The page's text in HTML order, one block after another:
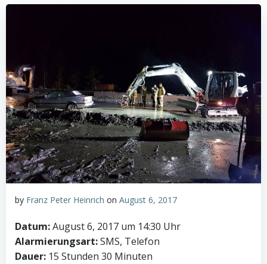
by Franz Peter Heinrich on August 6, 2017
Datum:August 6, 2017 um 14:30 Uhr
Alarmierungsart:SMS, Telefon
Dauer: 15 Stunden 30 Minuten